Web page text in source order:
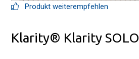
Produkt weiterempfehlen
Klarity® Klarity SOLO